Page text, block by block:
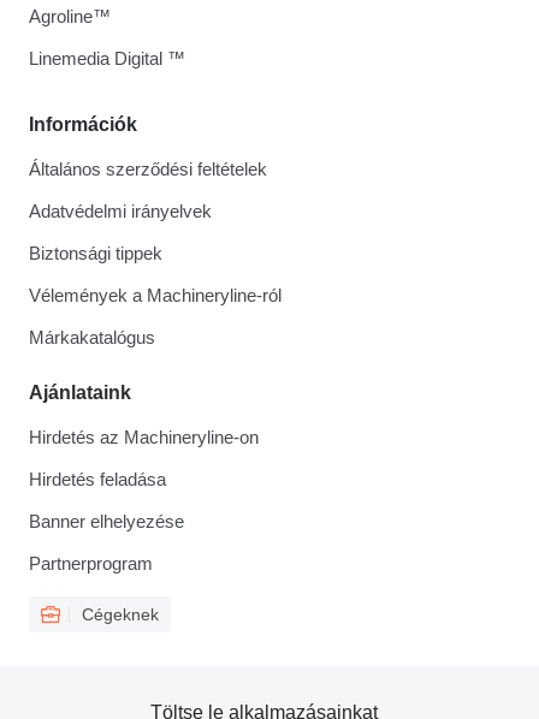
Információk
Általános szerződési feltételek
Adatvédelmi irányelvek
Biztonsági tippek
Vélemények a Machineryline-ról
Márkakatalógus
Ajánlataink
Hirdetés az Machineryline-on
Hirdetés feladása
Banner elhelyezése
Partnerprogram
Cégeknek
Agroline™
Linemedia Digital ™
Töltse le alkalmazásainkat